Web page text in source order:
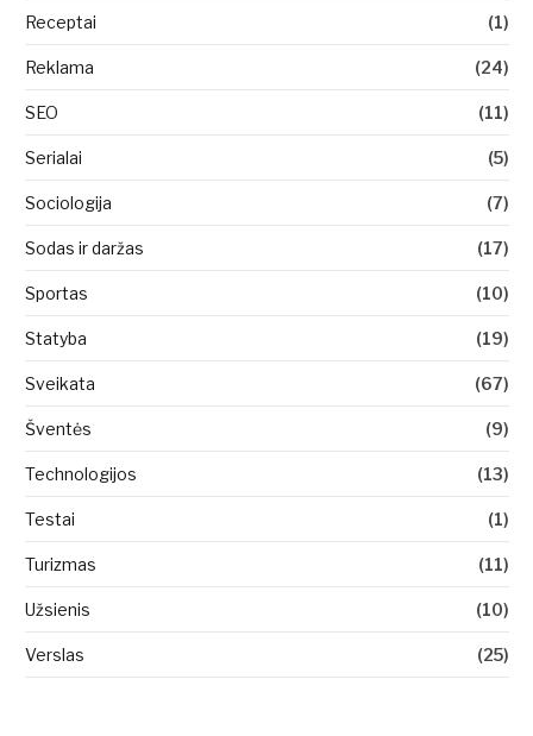
Receptai (1)
Reklama (24)
SEO (11)
Serialai (5)
Sociologija (7)
Sodas ir daržas (17)
Sportas (10)
Statyba (19)
Sveikata (67)
Šventės (9)
Technologijos (13)
Testai (1)
Turizmas (11)
Užsienis (10)
Verslas (25)